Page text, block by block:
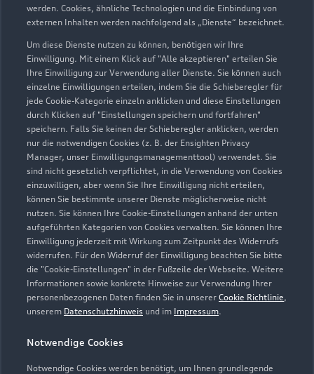
werden. Cookies, ähnliche Technologien und die Einbindung von
externen Inhalten werden nachfolgend als „Dienste“ bezeichnet.
Um diese Dienste nutzen zu können, benötigen wir Ihre
Einwilligung. Mit einem Klick auf "Alle akzeptieren" erteilen Sie
Ihre Einwilligung zur Verwendung aller Dienste. Sie können auch
einzelne Einwilligungen erteilen, indem Sie die Schieberegler für
jede Cookie-Kategorie einzeln anklicken und diese Einstellungen
durch Klicken auf "Einstellungen speichern und fortfahren"
speichern. Falls Sie keinen der Schieberegler anklicken, werden
nur die notwendigen Cookies (z. B. der Ensighten Privacy
Manager, unser Einwilligungsmanagementtool) verwendet. Sie
sind nicht gesetzlich verpflichtet, in die Verwendung von Cookies
einzuwilligen, aber wenn Sie Ihre Einwilligung nicht erteilen,
können Sie bestimmte unserer Dienste möglicherweise nicht
nutzen. Sie können Ihre Cookie-Einstellungen anhand der unten
aufgeführten Kategorien von Cookies verwalten. Sie können Ihre
Einwilligung jederzeit mit Wirkung zum Zeitpunkt des Widerrufs
widerrufen. Für den Widerruf der Einwilligung beachten Sie bitte
die "Cookie-Einstellungen" in der Fußzeile der Webseite. Weitere
Informationen sowie konkrete Hinweise zur Verwendung Ihrer
personenbezogenen Daten finden Sie in unserer Cookie Richtlinie,
unserem Datenschutzhinweis und im Impressum.
Notwendige Cookies
Notwendige Cookies werden benötigt, um Ihnen grundlegende
Thannhauser Straße 14
89365 Röfingen
08222 40950
info@autohaus-koepf.de
Kontaktdaten herunterladen
Öffnungszeiten
Service
Geschlossen,öffnet amFreitag 07:30
Teile- & Zubehörverkauf
Geschlossen,öffnet am Freitag 07:30